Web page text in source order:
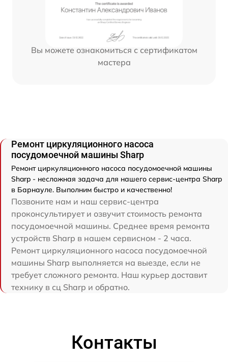
Вы можете ознакомиться с сертификатом
мастера
Ремонт циркуляционного насоса
посудомоечной машины Sharp
Ремонт циркуляционного насоса посудомоечной машины
Sharp - несложная задача для нашего сервис-центра Sharp
в Барнауле. Выполним быстро и качественно!
Позвоните нам и наш сервис-центра
проконсультирует и озвучит стоимость ремонта
посудомоечной машины. Среднее время ремонта
устройств Sharp в нашем сервисном - 2 часа.
Ремонт циркуляционного насоса посудомоечной
машины Sharp выполняется на выезде, если не
требует сложного ремонта. Наш курьер доставит
технику в сц Sharp и обратно.
Контакты